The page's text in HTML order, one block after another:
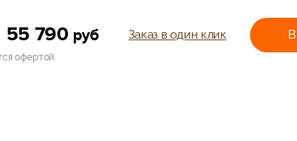
55 790 руб Заказ в один клик
офертой.